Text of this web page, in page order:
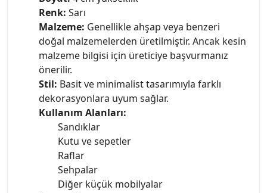
Renk: Sarı
Malzeme: Genellikle ahşap veya benzeri
doğal malzemelerden üretilmiştir. Ancak kesin
malzeme bilgisi için üreticiye başvurmanız
önerilir.
Stil: Basit ve minimalist tasarımıyla farklı
dekorasyonlara uyum sağlar.
Kullanım Alanları:
Sandıklar
Kutu ve sepetler
Raflar
Sehpalar
Diğer küçük mobilyalar